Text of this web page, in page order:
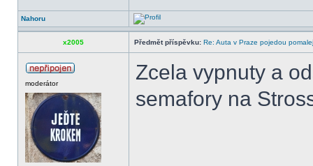
Nahoru
x2005 Předmět příspěvku: Re: Auta v Praze pojedou
moderátor
Zcela vypnuty a
semafory na